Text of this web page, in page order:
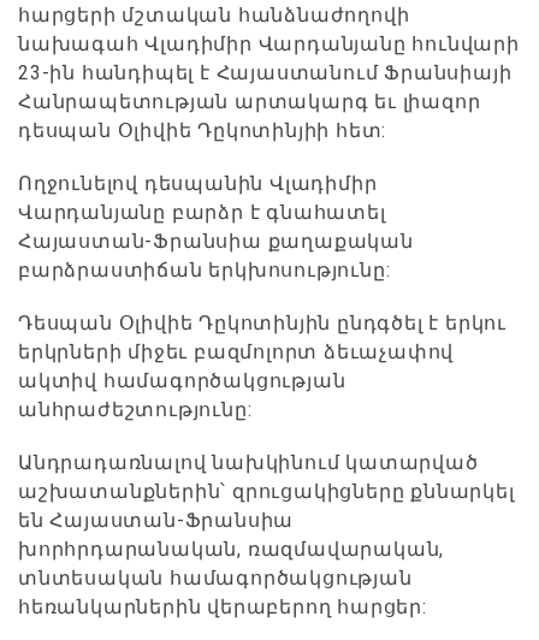
հարցերի մշտական հանձնաժողովի
նախագահ Վլադիմիր Վարդանյանը հունվարի
23-ին հանդիպել է Հայաստանում Ֆրանսիայի
Հանրապետության արտակարգ եւ լիազոր
դեսպան Օլիվիե Դըկոտինյիի հետ:
Ողջունելով դեսպանին Վլադիմիր
Վարդանյանը բարձր է գնահատել
Հայաստան-Ֆրանսիա քաղաքական
բարձրաստիճան երկխոսությունը:
Դեսպան Օլիվիե Դըկոտինյին ընդգծել է երկու
երկրների միջեւ բազմոլորտ ձեւաչափով
ակտիվ համագործակցության
անհրաժեշտությունը:
Անդրադառնալով նախկինում կատարված
աշխատանքներին՝ զրուցակիցները քննարկել
են Հայաստան-Ֆրանսիա
խորհրդարանական, ռազմավարական,
տնտեսական համագործակցության
հեռանկարներին վերաբերող հարցեր: